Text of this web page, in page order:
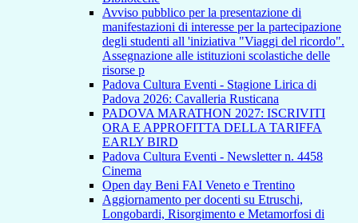
Avviso pubblico per la presentazione di
manifestazioni di interesse per la partecipazione
degli studenti all 'iniziativa "Viaggi del ricordo".
Assegnazione alle istituzioni scolastiche delle
risorse p
Padova Cultura Eventi - Stagione Lirica di
Padova 2026: Cavalleria Rusticana
PADOVA MARATHON 2027: ISCRIVITI
ORA E APPROFITTA DELLA TARIFFA
EARLY BIRD
Padova Cultura Eventi - Newsletter n. 4458
Cinema
Open day Beni FAI Veneto e Trentino
Aggiornamento per docenti su Etruschi,
Longobardi, Risorgimento e Metamorfosi di